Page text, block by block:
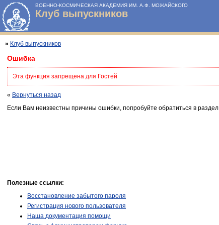
ВОЕННО-КОСМИЧЕСКАЯ АКАДЕМИЯ ИМ. А.Ф. МОЖАЙСКОГО
Клуб выпускников
» Клуб выпускников
Ошибка
Эта функция запрещена для Гостей
« Вернуться назад
Если Вам неизвестны причины ошибки, попробуйте обратиться в раздел
Полезные ссылки:
Восстановление забытого пароля
Регистрация нового пользователя
Наша документация помощи